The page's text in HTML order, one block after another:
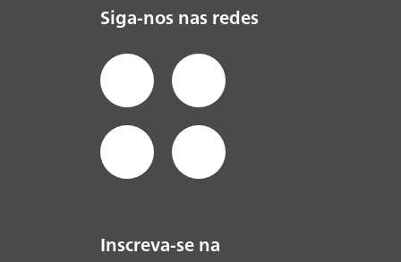
Siga-nos nas redes
Inscreva-se na